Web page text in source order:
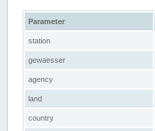
Parameter
station
gewaesser
agency
land
country